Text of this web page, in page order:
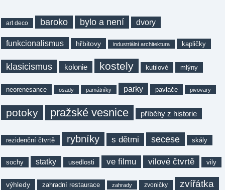
art deco baroko bylo a není dvory
funkcionalismus hřbitovy industriální architektura kapličky
klasicismus kolonie kostely kutilové mlýny
neorenesance osady památníky parky pavlače pivovary
potoky pražské vesnice příběhy z historie
rezidenční čtvrtě rybníky s dětmi secese skály
sochy statky usedlosti ve filmu vilové čtvrtě vily
výhledy zahradní restaurace zahrady zvoničky zvířátka